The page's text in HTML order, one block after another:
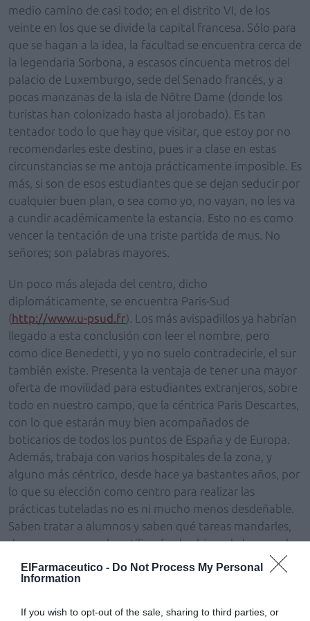
ElFarmaceutico - Do Not Process My Personal
Information
If you wish to opt-out of the sale, sharing to third parties, or
medio camino de casi todo; en el distrito VI, de los
veinte en los que se divide la capital francesa. Sólo para
que se hagan a la idea, la facultad se encuentra cerca de
la legendaria Sorbona, a escasos cincuenta metros del
palacio de Luxemburgo, sede del Senado francés, y a
pocas manzanas de la isla de Nôtre Dame (donde los
turistas han colonizado hasta al jorobado). Es tan
tentador todo lo que hay que visitar, que estoy por no
recomendarles este destino, pues ir a clase en estas
circunstancias se me antoja prácticamente imposible. Es
más, si son de esos estudiantes que se dejan seducir por
cualquier buen plan, o sea como yo, no vayan, no les va
a cundir académicamente la estancia. Esto no es como
vencer la tentación de una triste partida de mus. No
señores; son palabras mayores.
Un poco más alejada del centro, dicho
diplomáticamente, se encuentra Paris-Sud
(http://www.u-psud.fr). Los más avispadillos ya habrían
llegado a esta conclusión con leer el nombre, pero
como dice Benedetti, y yo no suelo contradecirle, el sur
también existe. Presenta la ventaja de tener una mayor
oferta de movilidad para estudiantes extranjeros, sobre
todo en nuestro campo, que la céntrica Paris Descartes,
con lo que estarán muy bien acompañados de
boticarios de todos los puntos de España y de Europa.
Además, trabaja con varios hospitales de la zona, y
alguno más céntrico, desde hace ya bastantes años, por
lo que su elección como centro para realizar las
prácticas tuteladas no es ni mucho menos desdeñable.
Saben tratar a alumnos y saben qué tareas mandarles,
de manera que no les utilizarán de chicos de los recados
como pasa en lugares con poca experiencia en recibir
alumnos, aunque el tema de las prácticas lo trataremos